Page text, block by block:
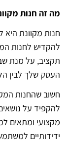
מה זה חנות
חנות מקוונת
להקדיש לחנות
תקציב, על מנת
העסק שלך לבין
חשוב שהחנות
להקפיד על
מקצועי ומתאים
ידידותיים